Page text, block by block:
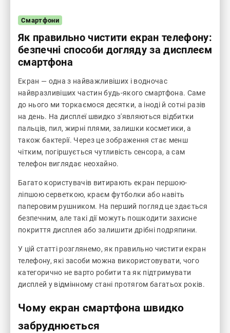
Смартфони
Як правильно чистити екран телефону:
безпечні способи догляду за дисплеєм
смартфона
Екран — одна з найважливіших і водночас
найвразливіших частин будь-якого смартфона. Саме
до нього ми торкаємося десятки, а іноді й сотні разів
на день. На дисплеї швидко з'являються відбитки
пальців, пил, жирні плями, залишки косметики, а
також бактерії. Через це зображення стає менш
чітким, погіршується чутливість сенсора, а сам
телефон виглядає неохайно.
Багато користувачів витирають екран першою-
ліпшою серветкою, краєм футболки або навіть
паперовим рушником. На перший погляд це здається
безпечним, але такі дії можуть пошкодити захисне
покриття дисплея або залишити дрібні подряпини.
У цій статті розглянемо, як правильно чистити екран
телефону, які засоби можна використовувати, чого
категорично не варто робити та як підтримувати
дисплей у відмінному стані протягом багатьох років.
Чому екран смартфона швидко
забруднюється